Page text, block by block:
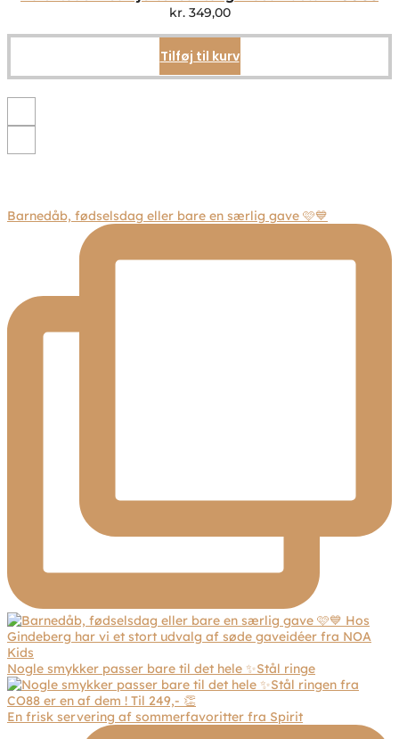
på
kr.349,00
Tilføj til kurv
Barnedåb, fødselsdag eller bare en særlig gave 🩷💙
Nogle smykker passer bare til det hele ✨Stål ringe
En frisk servering af sommerfavoritter fra Spirit